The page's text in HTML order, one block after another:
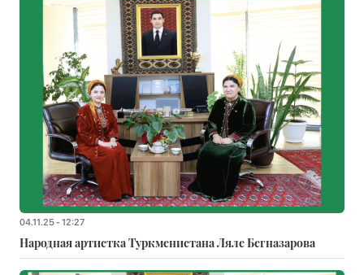
04.11.25 - 12:27
Народная артистка Туркменистана Ляле Бегназарова